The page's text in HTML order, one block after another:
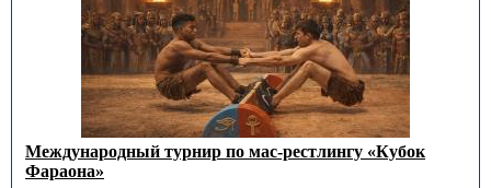
Международный турнир по мас-рестлингу «Кубок
Фараона»